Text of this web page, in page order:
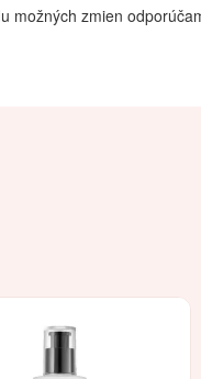
možných zmien